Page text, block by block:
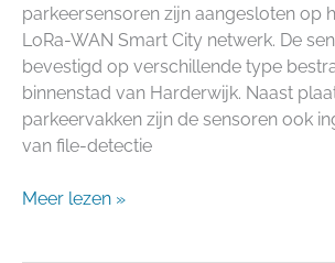
parkeersensoren zijn aangesloten op
LoRa-WAN Smart City netwerk. De
bevestigd op verschillende type
binnenstad van Harderwijk. Naast
parkeervakken zijn de sensoren ook
van file-detectie
Meer lezen »